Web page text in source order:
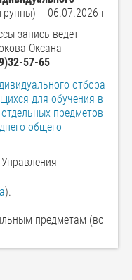
– 06.07.2026 г
запись ведет
Оксана
57-65
отбора
для обучения в
предметов
общего
).
предметам (во